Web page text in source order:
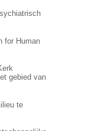
for Human
gebied van
te